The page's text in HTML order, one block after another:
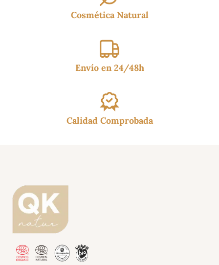
Cosmética Natural
Envío en 24/48h
Calidad Comprobada